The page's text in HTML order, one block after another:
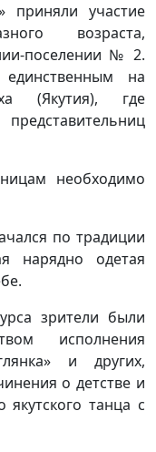
приняли участие
возраста,
поселении № 2.
на
(Якутия), где
необходимо
по традиции
нарядно одетая
зрители были
исполнения
и других,
о детстве и
танца с